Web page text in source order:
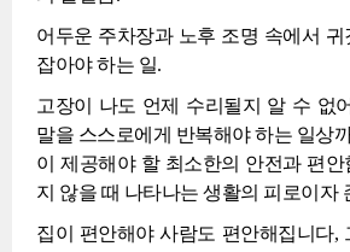
어두운 주차장과 노후 조명 속에서
잡아야 하는 일.
고장이 나도 언제 수리될지 알 수 없
말을 스스로에게 반복해야 하는 일상
이 제공해야 할 최소한의 안전과 편
지 않을 때 나타나는 생활의 피로이자
집이 편안해야 사람도 편안해집니다,